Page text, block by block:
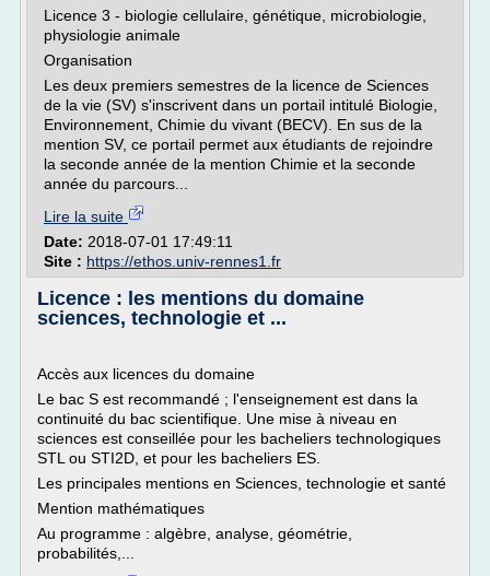
Licence 3 - biologie cellulaire, génétique, microbiologie,
physiologie animale
Organisation
Les deux premiers semestres de la licence de Sciences
de la vie (SV) s'inscrivent dans un portail intitulé Biologie,
Environnement, Chimie du vivant (BECV). En sus de la
mention SV, ce portail permet aux étudiants de rejoindre
la seconde année de la mention Chimie et la seconde
année du parcours...
Lire la suite
Date: 2018-07-01 17:49:11
Site : https://ethos.univ-rennes1.fr
Licence : les mentions du domaine
sciences, technologie et ...
Accès aux licences du domaine
Le bac S est recommandé ; l'enseignement est dans la
continuité du bac scientifique. Une mise à niveau en
sciences est conseillée pour les bacheliers technologiques
STL ou STI2D, et pour les bacheliers ES.
Les principales mentions en Sciences, technologie et santé
Mention mathématiques
Au programme : algèbre, analyse, géométrie,
probabilités,...